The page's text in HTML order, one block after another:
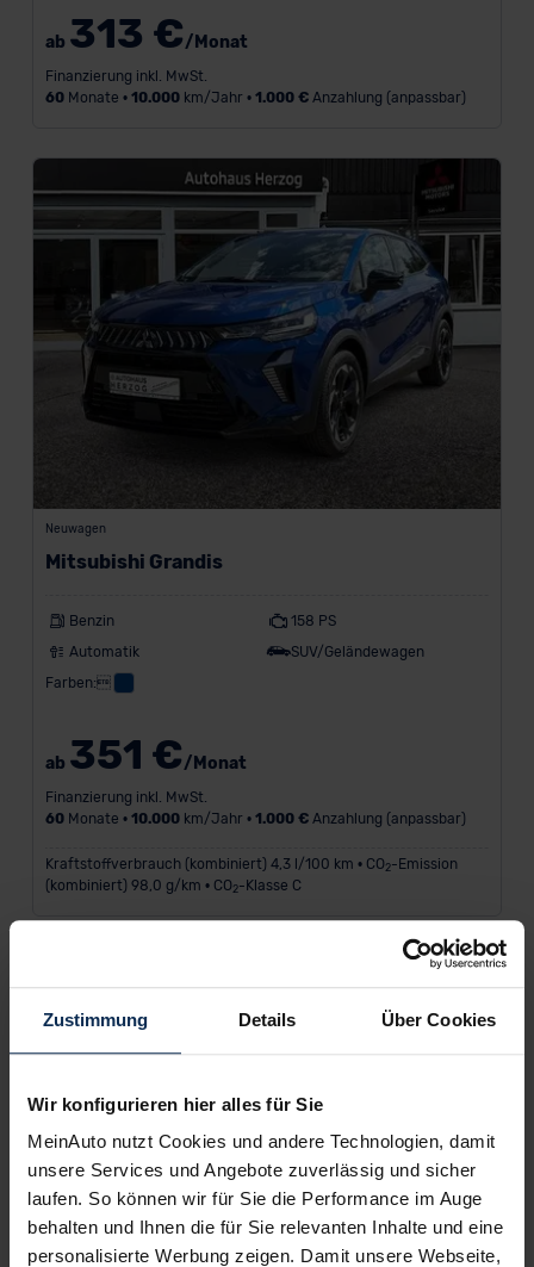
Zustimmung Details Über Cookies
Wir konfigurieren hier alles für Sie
MeinAuto nutzt Cookies und andere Technologien, damit
unsere Services und Angebote zuverlässig und sicher
laufen. So können wir für Sie die Performance im Auge
behalten und Ihnen die für Sie relevanten Inhalte und eine
personalisierte Werbung zeigen. Damit unsere Webseite,
ab 313 €/Monat
Finanzierung inkl. MwSt.
60Monate • 10.000km/Jahr • 1.000 €Anzahlung (anpassbar)
Neuwagen
Mitsubishi Grandis
Benzin
158 PS
Automatik
SUV/Geländewagen
Farben:
ab 351 €/Monat
Finanzierung inkl. MwSt.
60Monate • 10.000km/Jahr • 1.000 €Anzahlung (anpassbar)
Kraftstoffverbrauch (kombiniert) 4,3 l/100 km • CO2-Emission
(kombiniert) 98,0 g/km • CO2-Klasse C